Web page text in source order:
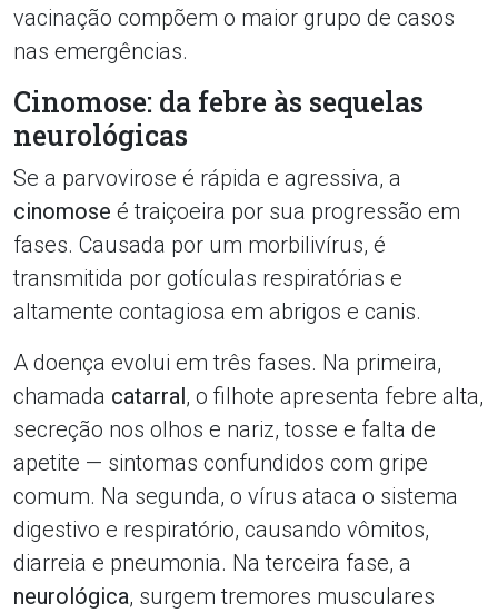
vacinação compõem o maior grupo de casos
nas emergências.
Cinomose: da febre às sequelas
neurológicas
Se a parvovirose é rápida e agressiva, a
cinomose é traiçoeira por sua progressão em
fases. Causada por um morbilivírus, é
transmitida por gotículas respiratórias e
altamente contagiosa em abrigos e canis.
A doença evolui em três fases. Na primeira,
chamada catarral , o filhote apresenta febre alta,
secreção nos olhos e nariz, tosse e falta de
apetite — sintomas confundidos com gripe
comum. Na segunda, o vírus ataca o sistema
digestivo e respiratório, causando vômitos,
diarreia e pneumonia. Na terceira fase, a
neurológica, surgem tremores musculares